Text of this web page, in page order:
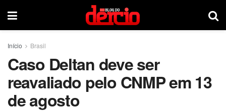
Início Brasil
Caso Deltan deve ser
reavaliado pelo CNMP em 13
de agosto